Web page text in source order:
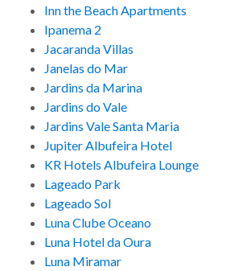
Inn the Beach Apartments
Ipanema 2
Jacaranda Villas
Janelas do Mar
Jardins da Marina
Jardins do Vale
Jardins Vale Santa Maria
Jupiter Albufeira Hotel
KR Hotels Albufeira Lounge
Lageado Park
Lageado Sol
Luna Clube Oceano
Luna Hotel da Oura
Luna Miramar